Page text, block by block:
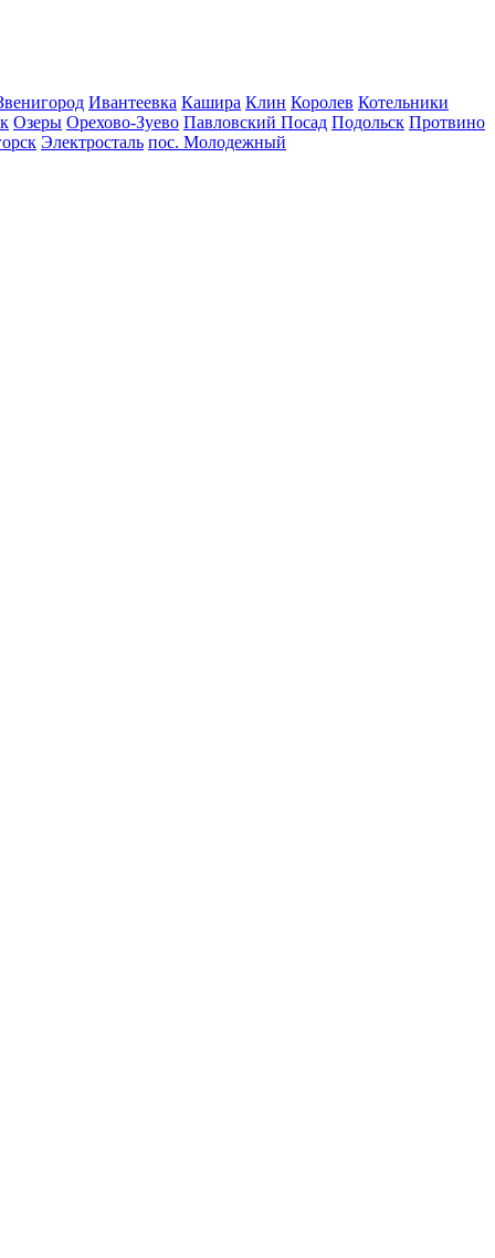
Ивантеевка Кашира Клин Королев Котельники
Озеры Орехово-Зуево Павловский Посад Подольск Протвино
Электросталь пос. Молодежный